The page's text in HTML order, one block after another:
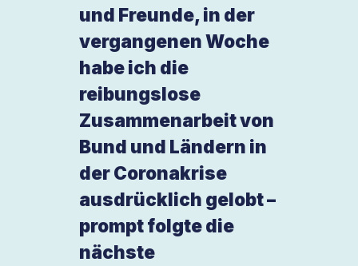
und Freunde, in der
vergangenen Woche
habe ich die
reibungslose
Zusammenarbeit von
Bund und Ländern in
der Coronakrise
ausdrücklich gelobt –
prompt folgte die
nächste